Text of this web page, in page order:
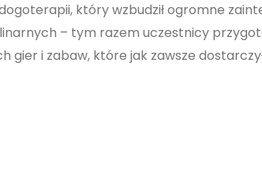
który wzbudził ogromne
– tym razem uczestnicy
gier i zabaw, które jak zawsze